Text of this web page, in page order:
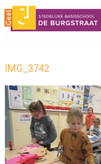
IMG_3742